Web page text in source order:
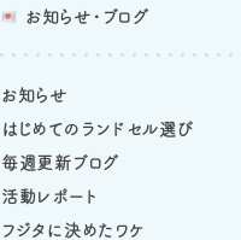
お知らせ・ブログ
お知らせ
はじめてのランドセル選び
毎週更新ブログ
活動レポート
フジタに決めたワケ